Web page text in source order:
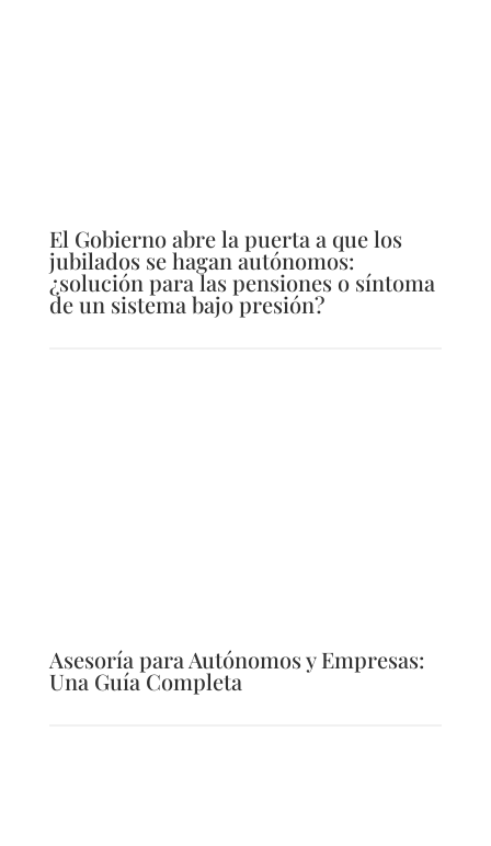
El Gobierno abre la puerta a que los
jubilados se hagan autónomos:
¿solución para las pensiones o síntoma
de un sistema bajo presión?
Asesoría para Autónomos y Empresas:
Una Guía Completa